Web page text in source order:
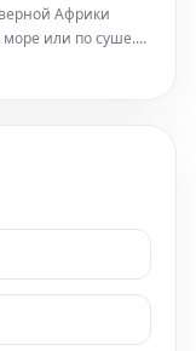
Африки
море или по суше.
правозащитные